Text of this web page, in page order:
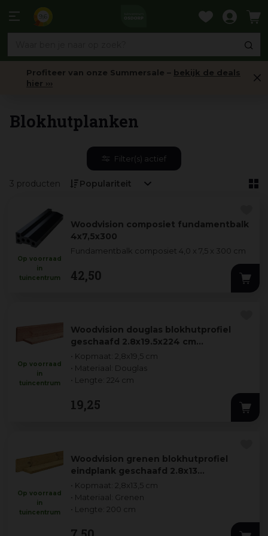
naar
Profiteer van onze Summersale – bekijk de deals
hier ›››
Blokhutplanken
Filter(s) actief
3 producten
Woodvision composiet fundamentbalk
4x7,5x300
Fundamentbalk composiet 4,0 x 7,5 x 300 cm
Op voorraad
in
tuincentrum
42,50
Woodvision douglas blokhutprofiel
geschaafd 2.8x19.5x224 cm…
• Kopmaat: 2,8x19,5 cm
• Materiaal: Douglas
• Lengte: 224 cm
Op voorraad
in
tuincentrum
19,25
Woodvision grenen blokhutprofiel
eindplank geschaafd 2.8x13…
• Kopmaat: 2,8x13,5 cm
• Materiaal: Grenen
• Lengte: 200 cm
Op voorraad
in
tuincentrum